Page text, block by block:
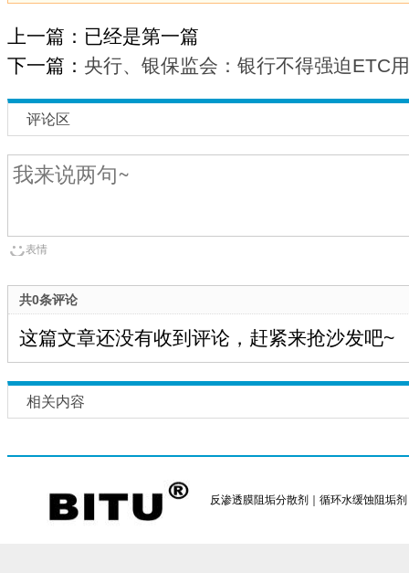
上一篇：已经是第一篇
下一篇： 央行、银保监会：银行不得强迫ETC
评论区
表情
共0条评论
这篇文章还没有收到评论，赶紧来抢沙发吧~
相关内容
反渗透膜阻垢分散剂｜循环水缓蚀阻垢